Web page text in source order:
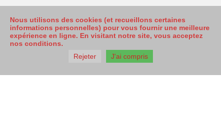
Nous utilisons des cookies (et recueillons certaines
informations personnelles) pour vous fournir une meilleure
expérience en ligne. En visitant notre site, vous acceptez
nos conditions.
Rejeter
J'ai compris